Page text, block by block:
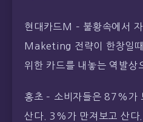
현대카드M – 불황속에서
Maketing 전략이 한창일
위한 카드를 내놓는 역발상
홍초 – 소비자들은 87%가
산다. 3%가 만져보고 산